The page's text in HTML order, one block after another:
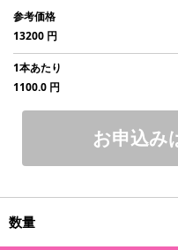
参考価格
13200 円
1本あたり
1100.0 円
お申込み
数量